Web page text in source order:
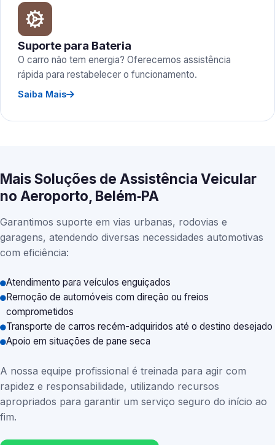
Suporte para Bateria
O carro não tem energia? Oferecemos assistência
rápida para restabelecer o funcionamento.
Saiba Mais
Mais Soluções de Assistência Veicular
no Aeroporto, Belém‑PA
Garantimos suporte em vias urbanas, rodovias e
garagens, atendendo diversas necessidades automotivas
com eficiência:
Atendimento para veículos enguiçados
Remoção de automóveis com direção ou freios
comprometidos
Transporte de carros recém-adquiridos até o destino desejado
Apoio em situações de pane seca
A nossa equipe profissional é treinada para agir com
rapidez e responsabilidade, utilizando recursos
apropriados para garantir um serviço seguro do início ao
fim.